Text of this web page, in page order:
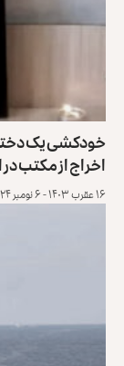
اخراج از مکتب در
۱۶ عقرب ۱۴۰۳ - ۶ نومبر ۲۰۲۴